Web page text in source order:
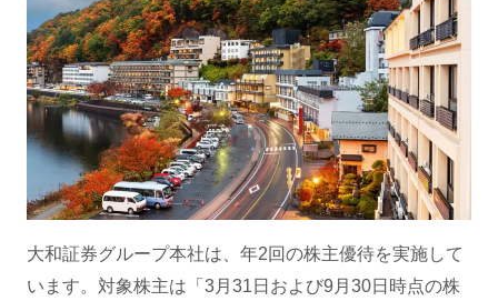
大和証券グループ本社は、年2回の株主優待を実施して
います。対象株主は「3月31日および9月30日時点の株